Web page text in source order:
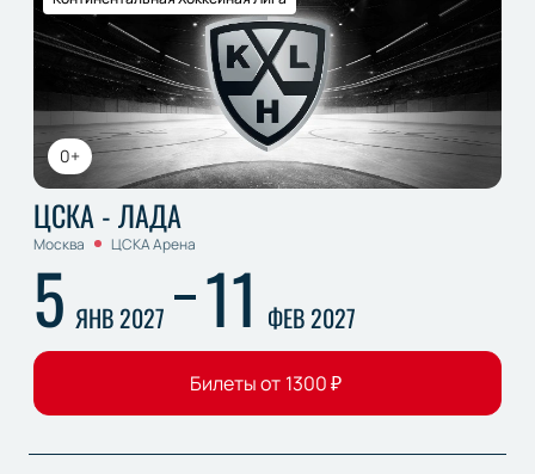
0+
ЦСКА - ЛАДА
Москва ЦСКА Арена
5 ЯНВ 2027 11 ФЕВ 2027
Билеты от 1300₽